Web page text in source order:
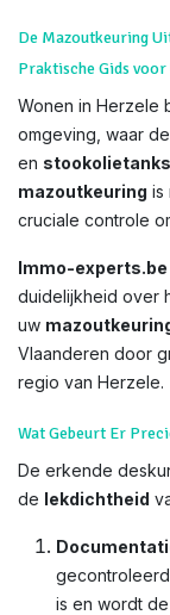
De Mazoutkeuring
Praktische Gids
Wonen in Herzele
omgeving, waar
en stookolietanks
mazoutkeuring is
cruciale controle
Immo-experts.be
duidelijkheid over
uw
Vlaanderen door
regio van Herzele.
Wat Gebeurt Er
De erkende
de lekdichtheid
is en wordt